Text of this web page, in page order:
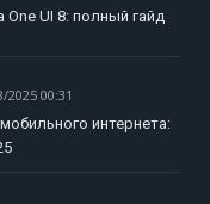
UI 8: полный гайд
2025 00:31
интернета: